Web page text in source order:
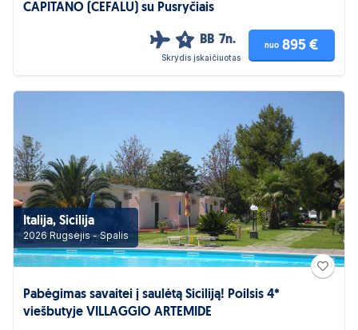
CAPITANO (CEFALU) su Pusryčiais
4 BB 7n.
Skrydis įskaičiuotas
nuo 895 €
Italija, Sicilija
2026 Rugsėjis - Spalis
Pabėgimas savaitei į saulėtą Siciliją! Poilsis 4*
viešbutyje VILLAGGIO ARTEMIDE